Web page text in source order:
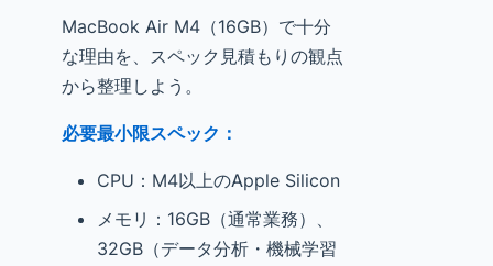
MacBook Air M4（16GB）で十分
な理由を、スペック見積もりの観点
から整理しよう。
必要最小限スペック：
CPU：M4以上のApple Silicon
メモリ：16GB（通常業務）、
32GB（データ分析・機械学習